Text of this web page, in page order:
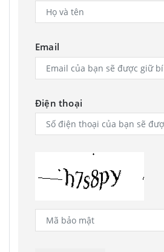
Email
Điện thoại